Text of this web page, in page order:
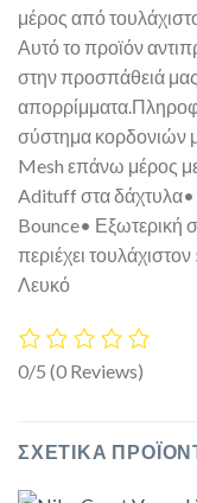
μέρος από
Αυτό το προϊόν
στην προσπάθειά
σύστημα κορδονιών
Mesh επάνω μέρος
Adituff στα
Bounce• Εξωτερική
περιέχει
Λευκό
0/5 (0 Reviews)
ΣΧΕΤΙΚΆ